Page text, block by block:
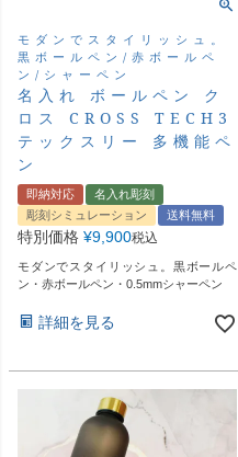
モダンでスタイリッシュ。
黒ボールペン/赤ボールペ
ン/シャーペン
名入れ ボールペン ク
ロス CROSS TECH3
テックスリー 多機能ペ
ン
即納対応
名入れ彫刻
彫刻シミュレーション
送料無料
特別価格 ¥9,900税込
モダンでスタイリッシュ。黒ボールペ
ン・赤ボールペン・0.5mmシャーペン
詳細を見る